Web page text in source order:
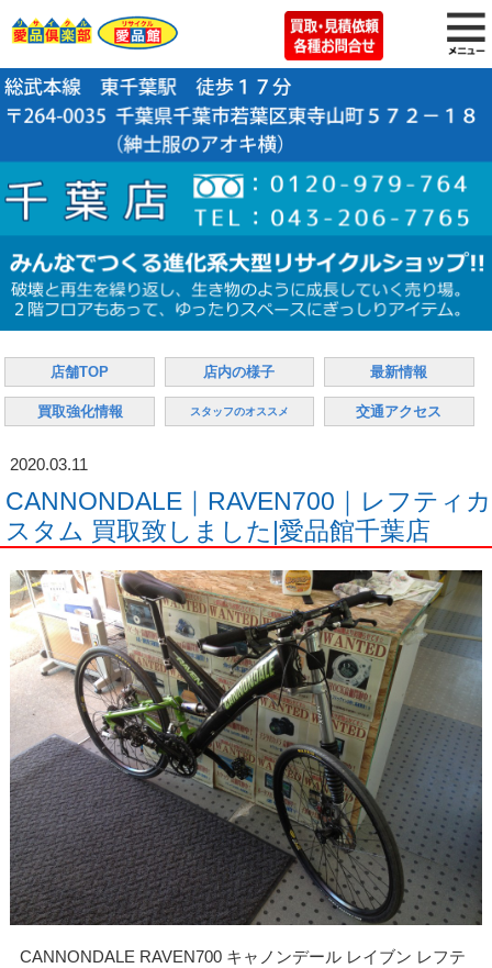
店舗TOP 店内の様子 最新情報
買取強化情報 スタッフのオススメ 交通アクセス
2020.03.11
CANNONDALE｜RAVEN700｜レフティカ
スタム 買取致しました|愛品館千葉店
CANNONDALE RAVEN700 キャノンデール レイブン レフテ